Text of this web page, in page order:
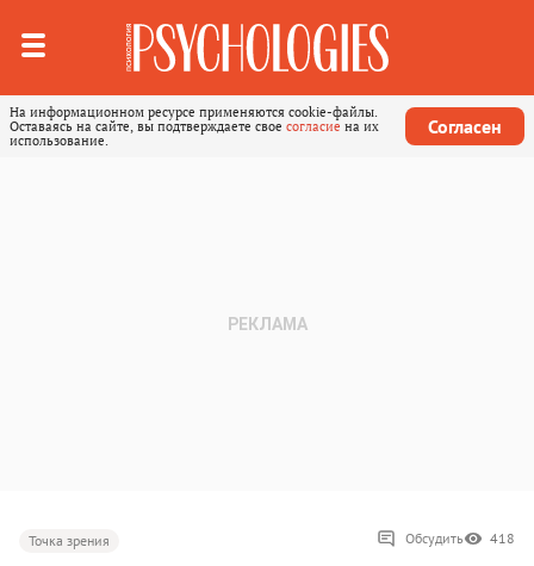
На информационном ресурсе применяются cookie-файлы.
Оставаясь на сайте, вы подтверждаете свое согласие на их
использование.
Согласен
Точка зрения Обсудить 418